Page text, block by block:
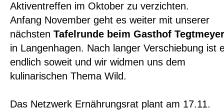
Aktiventreffen im Oktober zu verzichten.
Anfang November geht es weiter mit unserer
nächsten Tafelrunde beim Gasthof Tegtmeyer
in Langenhagen. Nach langer Verschiebung ist
endlich soweit und wir widmen uns dem
kulinarischen Thema Wild.
Das Netzwerk Ernährungsrat plant am 17.11.